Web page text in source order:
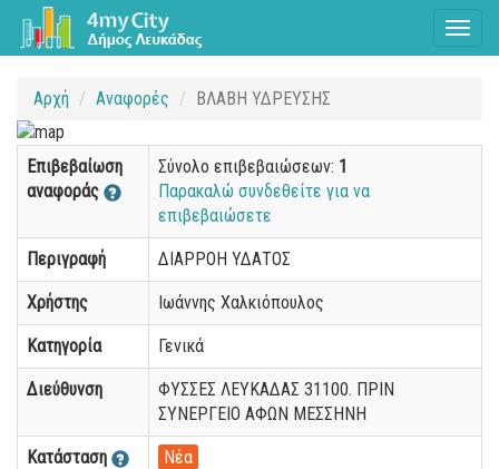
Αρχή Αναφορές ΒΛΑΒΗ ΥΔΡΕΥΣΗΣ
Επιβεβαίωση
αναφοράς
Σύνολο επιβεβαιώσεων: 1
Παρακαλώ συνδεθείτε για να
επιβεβαιώσετε
Περιγραφή ΔΙΑΡΡΟΗ ΥΔΑΤΟΣ
Χρήστης Ιωάννης Χαλκιόπουλος
Κατηγορία Γενικά
Διεύθυνση
ΦΥΣΣΕΣ ΛΕΥΚΑΔΑΣ 31100. ΠΡΙΝ
ΣΥΝΕΡΓΕΙΟ ΑΦΩΝ ΜΕΣΣΗΝΗ
Κατάσταση Νέα